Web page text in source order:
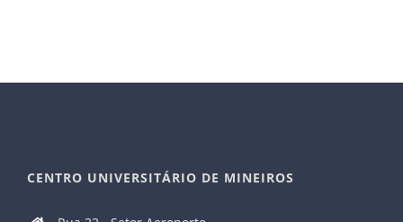
CENTRO UNIVERSITÁRIO DE MINEIROS